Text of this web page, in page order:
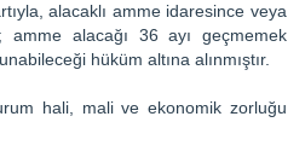
alacaklı amme idaresince veya
amme alacağı 36 ayı geçmemek
hüküm altına alınmıştır.
hali, mali ve ekonomik zorluğu